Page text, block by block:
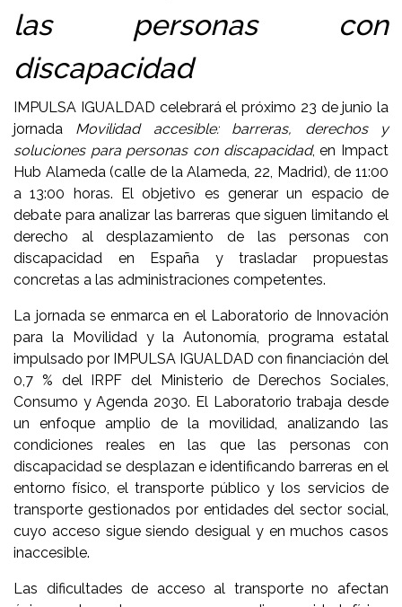
las personas con
discapacidad
IMPULSA IGUALDAD celebrará el próximo 23 de junio la
jornada Movilidad accesible: barreras, derechos y
soluciones para personas con discapacidad, en Impact
Hub Alameda (calle de la Alameda, 22, Madrid), de 11:00
a 13:00 horas. El objetivo es generar un espacio de
debate para analizar las barreras que siguen limitando el
derecho al desplazamiento de las personas con
discapacidad en España y trasladar propuestas
concretas a las administraciones competentes.
La jornada se enmarca en el Laboratorio de Innovación
para la Movilidad y la Autonomía, programa estatal
impulsado por IMPULSA IGUALDAD con financiación del
0,7 % del IRPF del Ministerio de Derechos Sociales,
Consumo y Agenda 2030. El Laboratorio trabaja desde
un enfoque amplio de la movilidad, analizando las
condiciones reales en las que las personas con
discapacidad se desplazan e identificando barreras en el
entorno físico, el transporte público y los servicios de
transporte gestionados por entidades del sector social,
cuyo acceso sigue siendo desigual y en muchos casos
inaccesible.
Las dificultades de acceso al transporte no afectan